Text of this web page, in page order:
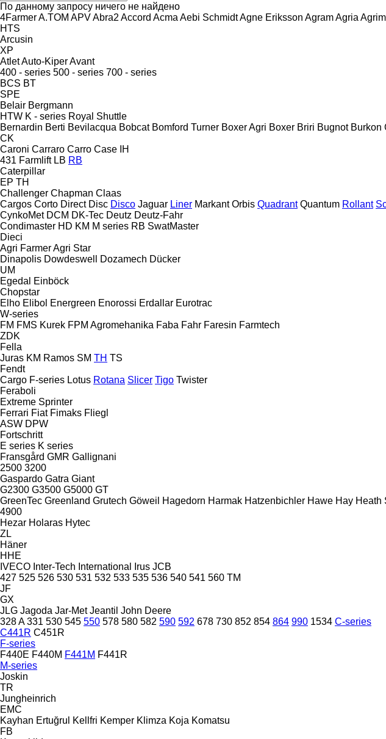
По данному запросу ничего не найдено
4FarmerA.TOM APVAbra2 Accord Acma Aebi SchmidtAgne Eriksson AgramAgria
HTS
Arcusin
XP
AtletAuto-KiperAvant
400 - series 500 - series 700 - series
BCS BT
SPE
Belair Bergmann
HTW K - series Royal Shuttle
Bernardin Berti Bevilacqua Bobcat Bomford Turner Boxer Agri Boxer Briri Bugnot Burkon
CK
Caroni Carraro Carro Case IH
431 Farmlift LB RB
Caterpillar
EP TH
Challenger Chapman Claas
Cargos Corto Direct Disc Disco Jaguar Liner Markant Orbis Quadrant Quantum Rollant
CynkoMet DCM DK-Tec Deutz Deutz-Fahr
Condimaster HD KM M series RB SwatMaster
Dieci
Agri FarmerAgri Star
Dinapolis Dowdeswell Dozamech Dücker
UM
Egedal
Einböck
Chopstar
Elho Elibol Energreen Enorossi Erdallar Eurotrac
W-series
FM FMS Kurek FPM Agromehanika Faba Fahr Faresin Farmtech
ZDK
Fella
Juras KM Ramos SM TH TS
Fendt
Cargo F-series Lotus Rotana Slicer Tigo Twister
Feraboli
Extreme Sprinter
Ferrari Fiat Fimaks Fliegl
ASW DPW
Fortschritt
E series K series
Fransgård GMR Gallignani
2500 3200
Gaspardo Gatra Giant
G2300 G3500 G5000 GT
GreenTec Greenland Grutech Göweil Hagedorn Harmak Hatzenbichler Hawe Hay Heath
4900
Hezar Holaras Hytec
ZL
Häner
HHE
IVECO Inter-Tech International Irus JCB
427 525 526 530 531 532 533 535 536 540 541 560 TM
JF
GX
JLG Jagoda Jar-Met Jeantil John Deere
328 A 331 530 545 550 578 580 582 590 592 678 730 852 854 864 990 1534 C-series
C441R C451R
F-series
F440E F440M F441M F441R
M-series
Joskin
TR
Jungheinrich
EMC
Kayhan Ertuğrul
Kellfri Kemper Klimza Koja Komatsu
FB